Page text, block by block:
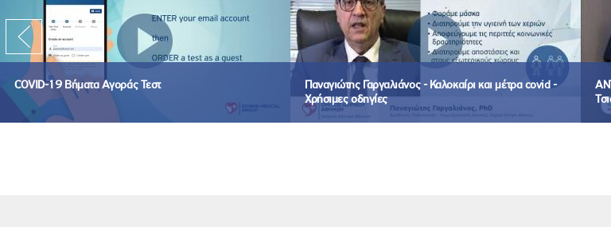
COVID-19 Βήματα Αγοράς Τεστ
Παναγιώτης Γαργαλιάνος - Καλοκαίρι και μέτρα covid -
Χρήσιμες οδηγίες